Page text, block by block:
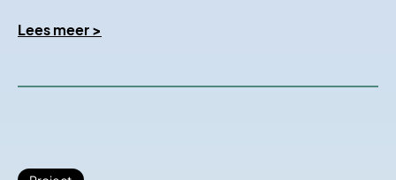
Lees meer >